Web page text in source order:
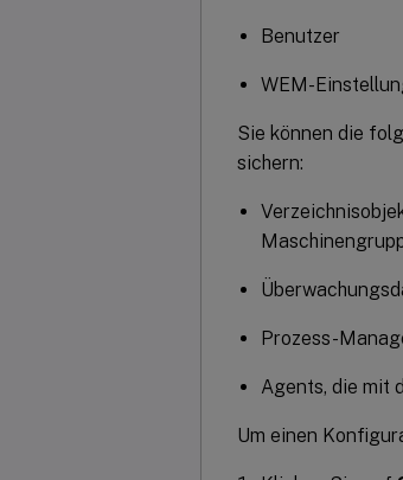
Benutzer
WEM-
Sie können die
sichern:
Prozess-
Agents, die mit
Um einen